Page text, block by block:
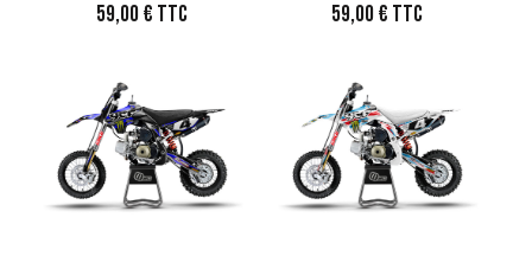
59,00€ TTC 59,00€ TTC